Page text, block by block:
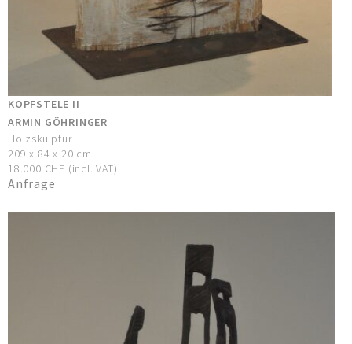
KOPFSTELE II
ARMIN GÖHRINGER
Holzskulptur
209 x 84 x 20 cm
18.000 CHF (incl. VAT)
Anfrage